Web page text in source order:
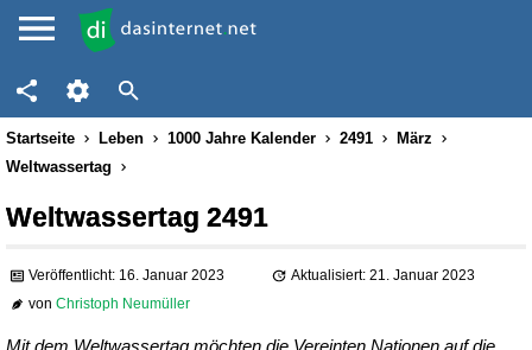
Startseite Leben 1000 Jahre Kalender 2491
März
Weltwassertag
Weltwassertag 2491
Veröffentlicht: 16. Januar 2023
Aktualisiert: 21. Januar 2023
vonChristoph Neumüller
Mit dem Weltwassertag möchten die Vereinten Nationen auf die